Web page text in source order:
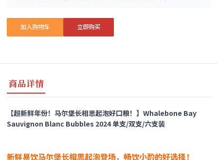
加入购物车 立即购买
商品详情
【超新鲜年份！马尔堡长相思起泡好口粮！】Whalebone Bay
Sauvignon Blanc Bubbles 2024 单支/双支/六支装
新鲜易饮马尔堡长相思起泡登场，畅饮小酌的好选择！